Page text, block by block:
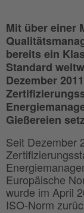
Mit über einer
bereits ein
Standard
Dezember
Gießereien
Seit Dezember
Europäische
wurde im April
ISO-Norm